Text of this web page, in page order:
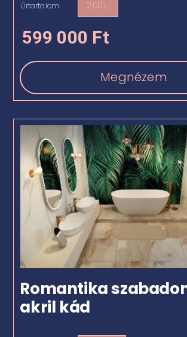
Űrtartalom 200 L
599 000 Ft
Megnézem
Romantika
akril kád